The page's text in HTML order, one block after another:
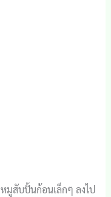
มูสับปั้นก้อนเล็กๆ ลงไป